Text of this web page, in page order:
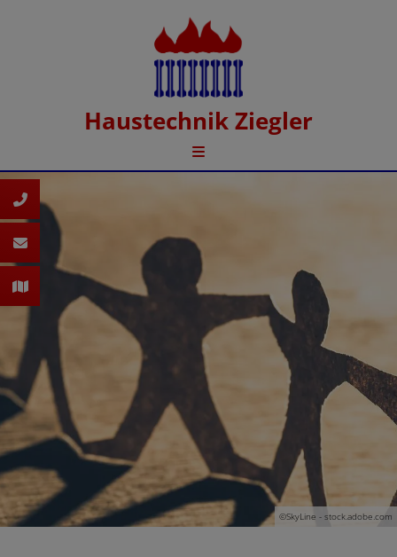
Haustechnik Ziegler
©SkyLine - stock.adobe.com
schließen
schließen